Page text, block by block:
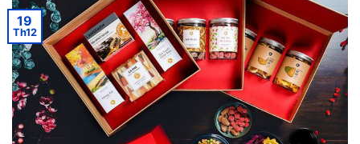
19
Th12